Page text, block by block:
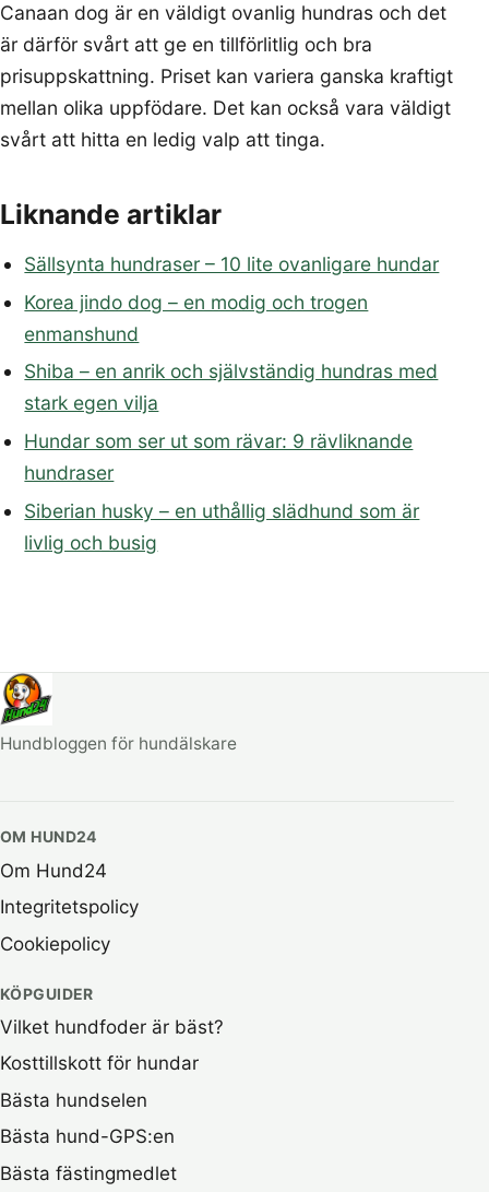
Canaan dog är en väldigt ovanlig hundras och det
är därför svårt att ge en tillförlitlig och bra
prisuppskattning. Priset kan variera ganska kraftigt
mellan olika uppfödare. Det kan också vara väldigt
svårt att hitta en ledig valp att tinga.
Liknande artiklar
Sällsynta hundraser – 10 lite ovanligare hundar
Korea jindo dog – en modig och trogen
enmanshund
Shiba – en anrik och självständig hundras med
stark egen vilja
Hundar som ser ut som rävar: 9 rävliknande
hundraser
Siberian husky – en uthållig slädhund som är
livlig och busig
Hundbloggen för hundälskare
OM HUND24
Om Hund24
Integritetspolicy
Cookiepolicy
KÖPGUIDER
Vilket hundfoder är bäst?
Kosttillskott för hundar
Bästa hundselen
Bästa hund-GPS:en
Bästa fästingmedlet